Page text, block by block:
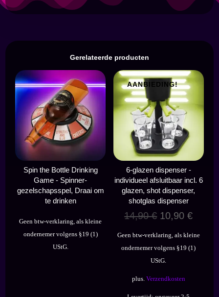
Gerelateerde producten
Spin the Bottle Drinking
Game - Spinner-
gezelschapsspel, Draai om
te drinken
Geen btw-verklaring, als kleine
ondernemer volgens §19 (1)
UStG.
AANBIEDING!
6-glazen dispenser -
individueel afsluitbaar incl. 6
glazen, shot dispenser,
shotglas dispenser
14,90€
was:
14,90 €.
10,90€
is:
10,90
Geen btw-verklaring, als kleine
ondernemer volgens §19 (1)
UStG.
plus. Verzendkosten